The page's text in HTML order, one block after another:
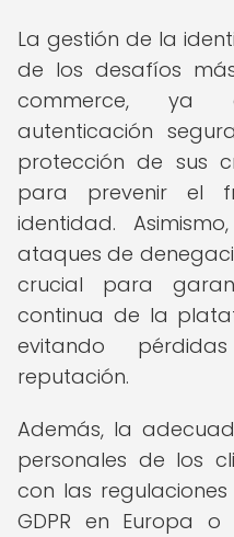
La gestión de la
de los desafíos
commerce, ya
autenticación
protección de sus
para prevenir el
identidad.
ataques de
crucial para
continua de la
evitando
reputación.
Además, la
personales de los
con las
GDPR en Europa